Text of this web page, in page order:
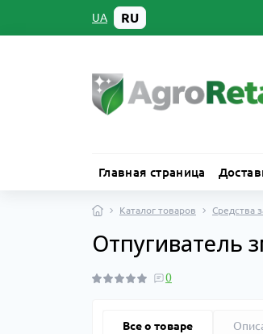
UA RU
Главная страница
Каталог товаров Средства
Отпугиватель
0
Все о товаре